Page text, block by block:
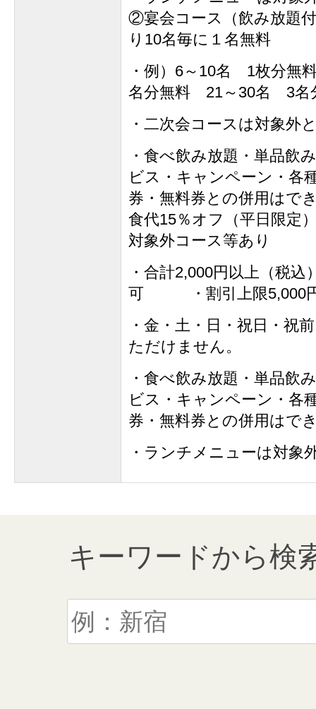
②宴会コース（飲み放題
り10名毎に１名無料
・例）6～10名 1枚分
名分無料 21～30名 3名
・二次会コースは対象外
・食べ飲み放題・単品飲
ビス・キャンペーン・各
券・無料券との併用はで
食代15％オフ（平日限定
対象外コース等あり
・合計2,000円以上（税込
可 ・割引上限5,000
・金・土・日・祝日・祝
ただけません。
・食べ飲み放題・単品飲
ビス・キャンペーン・各
券・無料券との併用はで
・ランチメニューは対象
キーワードから検